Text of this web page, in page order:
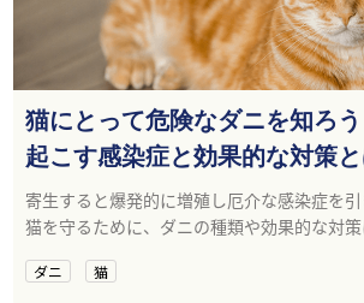
猫にとって危険なダニを知ろ
起こす感染症と効果的な対策
寄生すると爆発的に増殖し厄介な感染症を
猫を守るために、ダニの種類や効果的な対
ダニ 猫